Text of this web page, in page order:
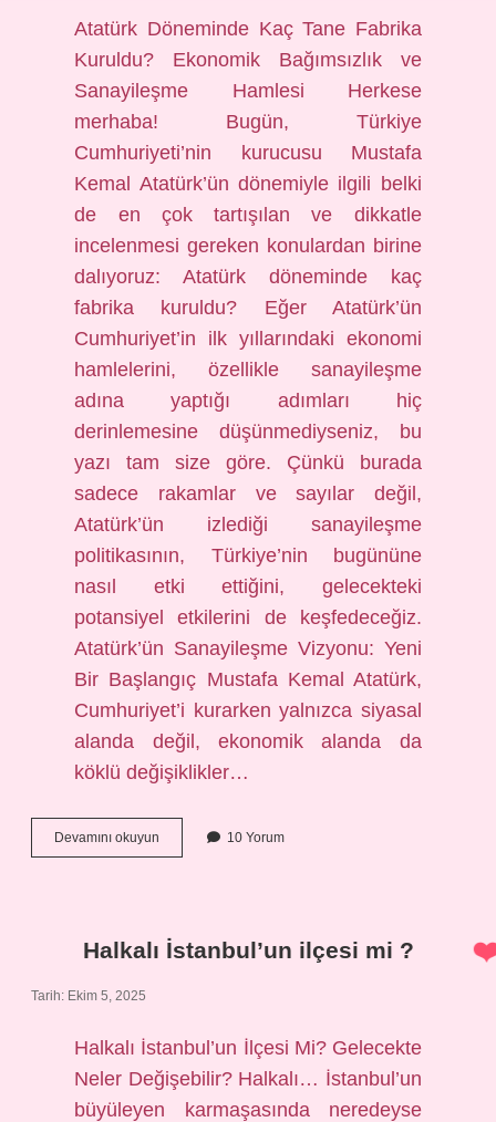
Atatürk Döneminde Kaç Tane Fabrika
Kuruldu? Ekonomik Bağımsızlık ve
Sanayileşme Hamlesi Herkese
merhaba! Bugün, Türkiye
Cumhuriyeti’nin kurucusu Mustafa
Kemal Atatürk’ün dönemiyle ilgili belki
de en çok tartışılan ve dikkatle
incelenmesi gereken konulardan birine
dalıyoruz: Atatürk döneminde kaç
fabrika kuruldu? Eğer Atatürk’ün
Cumhuriyet’in ilk yıllarındaki ekonomi
hamlelerini, özellikle sanayileşme
adına yaptığı adımları hiç
derinlemesine düşünmediyseniz, bu
yazı tam size göre. Çünkü burada
sadece rakamlar ve sayılar değil,
Atatürk’ün izlediği sanayileşme
politikasının, Türkiye’nin bugününe
nasıl etki ettiğini, gelecekteki
potansiyel etkilerini de keşfedeceğiz.
Atatürk’ün Sanayileşme Vizyonu: Yeni
Bir Başlangıç Mustafa Kemal Atatürk,
Cumhuriyet’i kurarken yalnızca siyasal
alanda değil, ekonomik alanda da
köklü değişiklikler…
Devamını okuyun
döneminde
kuruldu
10 Yorum
Halkalı İstanbul’un ilçesi mi ?
Tarih: Ekim 5, 2025
Halkalı İstanbul’un İlçesi Mi? Gelecekte
Neler Değişebilir? Halkalı… İstanbul’un
büyüleyen karmaşasında neredeyse